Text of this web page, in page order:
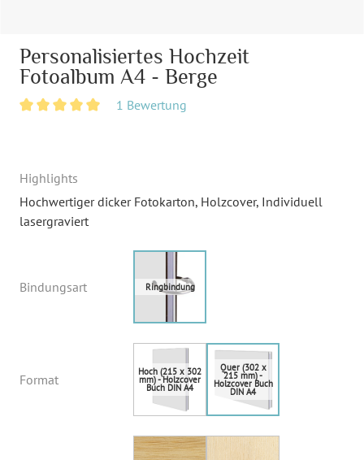
Personalisiertes Hochzeit
Fotoalbum A4 - Berge
1 Bewertung
Highlights
Hochwertiger dicker Fotokarton, Holzcover, Individuell
lasergraviert
Bindungsart
Format